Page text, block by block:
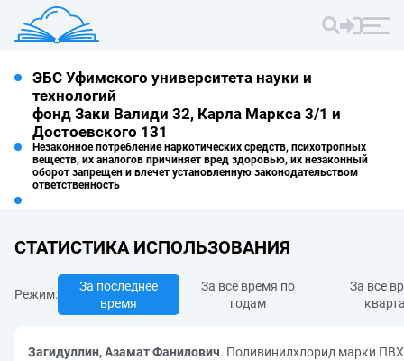
ЭБС Уфимского университета науки и
технологий
фонд Заки Валиди 32, Карла Маркса 3/1 и
Достоевского 131
Незаконное потребление наркотических средств, психотропных
веществ, их аналогов причиняет вред здоровью, их незаконный
оборот запрещен и влечет установленную законодательством
ответственность
СТАТИСТИКА ИСПОЛЬЗОВАНИЯ
Режим:
За последнее
время
За все время по
годам
За все
Загидуллин, Азамат Фанилович. Поливинилхлорид марки